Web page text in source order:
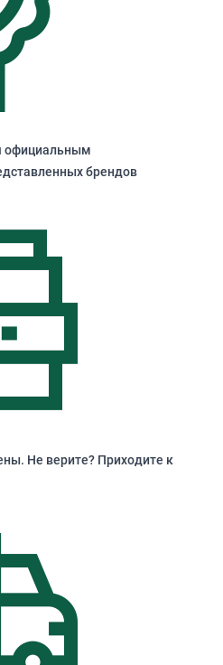
официальным
брендов
Не верите? Приходите к